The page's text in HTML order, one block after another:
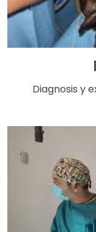
Diagnosis y